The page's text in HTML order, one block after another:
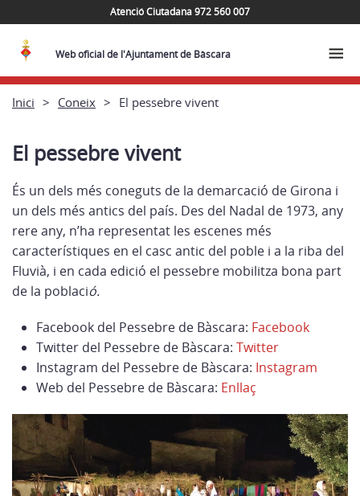
Atenció Ciutadana 972 560 007
Web oficial de l'Ajuntament de Bàscara
Inici Coneix El pessebre vivent
El pessebre vivent
És un dels més coneguts de la demarcació de Girona i
un dels més antics del país. Des del Nadal de 1973, any
rere any, n’ha representat les escenes més
característiques en el casc antic del poble i a la riba del
Fluvià, i en cada edició el pessebre mobilitza bona part
de la població.
Facebook del Pessebre de Bàscara: Facebook
Twitter del Pessebre de Bàscara: Twitter
Instagram del Pessebre de Bàscara: Instagram
Web del Pessebre de Bàscara: Enllaç